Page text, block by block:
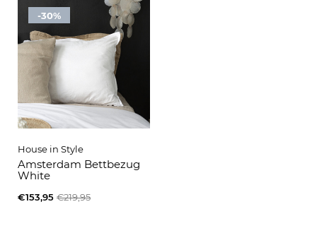
-30%
House in Style
Amsterdam Bettbezug
White
€153,95 €219,95